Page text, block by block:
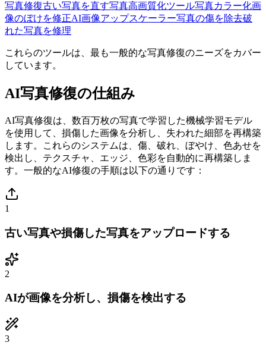
写真修復古い写真を直す写真高画質化ツール写真カラー化画
像のぼけを修正AI画像アップスケーラー写真の傷を除去破
れた写真を修理
これらのツールは、最も一般的な写真修復のニーズをカバー
しています。
AI写真修復の仕組み
AI写真修復は、数百万枚の写真で学習した機械学習モデル
を使用して、損傷した画像を分析し、失われた細部を再構築
します。これらのシステムは、傷、破れ、ぼやけ、色あせを
検出し、テクスチャ、エッジ、色彩を自動的に再構築しま
す。一般的なAI修復の手順は以下の通りです：
1
古い写真や損傷した写真をアップロードする
2
AIが画像を分析し、損傷を検出する
3